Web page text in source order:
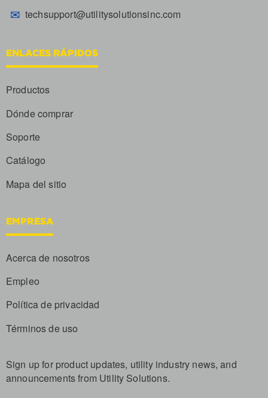
✉ techsupport@utilitysolutionsinc.com
ENLACES RÁPIDOS
Productos
Dónde comprar
Soporte
Catálogo
Mapa del sitio
EMPRESA
Acerca de nosotros
Empleo
Política de privacidad
Términos de uso
Sign up for product updates, utility industry news, and
announcements from Utility Solutions.